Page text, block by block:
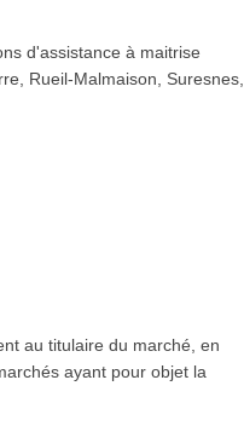
d'assistance à maitrise
Rueil-Malmaison, Suresnes,
au titulaire du marché, en
ayant pour objet la